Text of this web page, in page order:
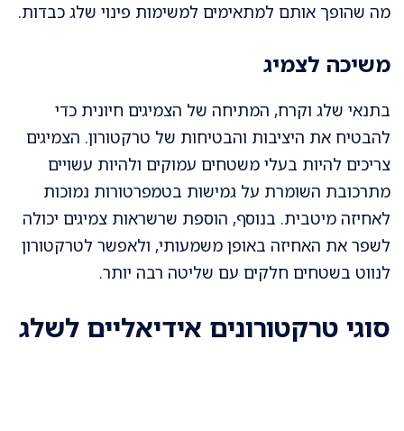
מה שהופך אותם למתאימים למשימות פינוי שלג כבדות.
משיכה לצמיג
בתנאי שלג וקרח, המתיחה של הצמיגים חיונית כדי
להבטיח את היציבות והבטיחות של טרקטורון. הצמיגים
צריכים להיות בעלי משטחים עמוקים ולהיות עשויים
מתרכובת השומרת על גמישות בטמפרטורות נמוכות
לאחיזה מיטבית. בנוסף, הוספת שרשראות צמיגים יכולה
לשפר את האחיזה באופן משמעותי, ולאפשר לטרקטורון
לנווט בשטחים חלקים עם שליטה רבה יותר.
סוגי טרקטורונים אידיאליים לשלג